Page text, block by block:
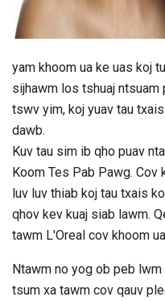
yam khoom ua ke uas koj
sijhawm los tshuaj ntsuam
tswv yim, koj yuav tau
dawb.
Kuv tau sim ib qho puav
Koom Tes Pab Pawg.
luv luv thiab koj tau txais
qhov kev kuaj siab lawm.
tawm L'Oreal cov khoom
Ntawm no yog ob peb
tsum xa tawm cov qauv